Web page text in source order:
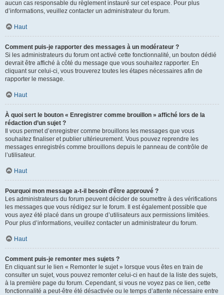
aucun cas responsable du règlement instauré sur cet espace. Pour plus
d’informations, veuillez contacter un administrateur du forum.
Haut
Comment puis-je rapporter des messages à un modérateur ?
Si les administrateurs du forum ont activé cette fonctionnalité, un bouton dédié
devrait être affiché à côté du message que vous souhaitez rapporter. En
cliquant sur celui-ci, vous trouverez toutes les étapes nécessaires afin de
rapporter le message.
Haut
À quoi sert le bouton « Enregistrer comme brouillon » affiché lors de la
rédaction d’un sujet ?
Il vous permet d’enregistrer comme brouillons les messages que vous
souhaitez finaliser et publier ultérieurement. Vous pouvez reprendre les
messages enregistrés comme brouillons depuis le panneau de contrôle de
l’utilisateur.
Haut
Pourquoi mon message a-t-il besoin d’être approuvé ?
Les administrateurs du forum peuvent décider de soumettre à des vérifications
les messages que vous rédigez sur le forum. Il est également possible que
vous ayez été placé dans un groupe d’utilisateurs aux permissions limitées.
Pour plus d’informations, veuillez contacter un administrateur du forum.
Haut
Comment puis-je remonter mes sujets ?
En cliquant sur le lien « Remonter le sujet » lorsque vous êtes en train de
consulter un sujet, vous pouvez remonter celui-ci en haut de la liste des sujets,
à la première page du forum. Cependant, si vous ne voyez pas ce lien, cette
fonctionnalité a peut-être été désactivée ou le temps d’attente nécessaire entre